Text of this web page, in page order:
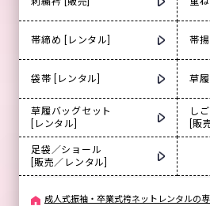
帯締め [レンタル] 帯
袋帯 [レンタル] 草
草履バッグセット
[レンタル]
し
[販
足袋／ショール
[販売／レンタル]
成人式振袖・卒業式袴ネットレンタルの